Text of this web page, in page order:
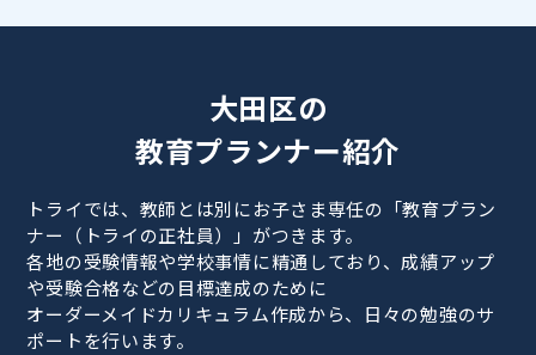
大田区の
教育プランナー紹介
トライでは、教師とは別にお子さま専任の「教育プラン
ナー（トライの正社員）」がつきます。
各地の受験情報や学校事情に精通しており、成績アップ
や受験合格などの目標達成のために
オーダーメイドカリキュラム作成から、日々の勉強のサ
ポートを行います。